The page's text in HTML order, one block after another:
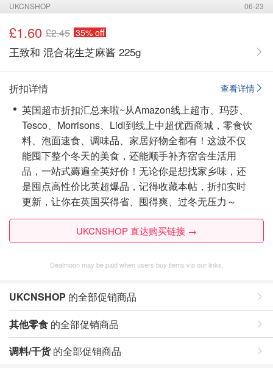
UKCNSHOP 06-23
£1.60 £2.45 35% off
王致和 混合花生芝麻酱 225g
查看详情
折扣详情
英国超市折扣汇总来啦~从Amazon线上超市、玛莎、
Tesco、Morrisons、Lidl到线上中超优西商城，零食饮
料、泡面速食、调味品、家居好物全都有！这波不仅
能囤下整个冬天的美食，还能顺手补齐宿舍生活用
品，一站式薅遍全英好价！无论你是想找家乡味，还
是囤点高性价比英超爆品， 记得收藏本帖，折扣实时
更新 ，让你在英国买得省、囤得爽、过冬无压力～
UKCNSHOP 直达购买链接 →
Dealmoon may be paid when users buy items via our links.
UKCNSHOP 的全部促销商品
其他零食 的全部促销商品
调料/干货的全部促销商品